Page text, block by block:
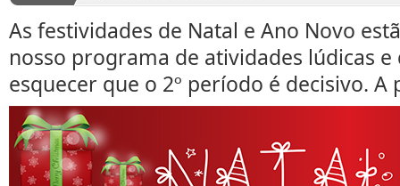
As festividades de Natal e Ano Novo
nosso programa de atividades lúdicas
esquecer que o 2º período é decisivo.